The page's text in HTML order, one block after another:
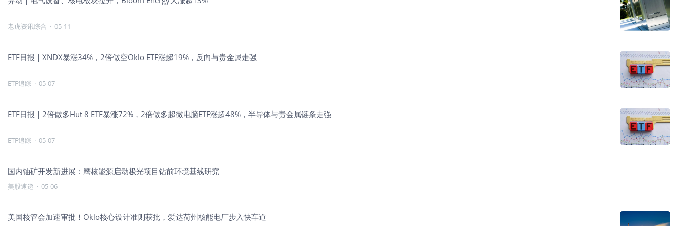
老虎资讯综合 · 05-11
ETF日报｜XNDX暴涨34%，2倍做空Oklo ETF涨超19%，反向与贵金属走强
ETF追踪 · 05-07
ETF日报｜2倍做多Hut 8 ETF暴涨72%，2倍做多超微电脑ETF涨超48%，半导体与贵金属链条走强
ETF追踪 · 05-07
国内铀矿开发新进展：鹰核能源启动极光项目钻前环境基线研究
美股速递 · 05-06
美国核管会加速审批！Oklo核心设计准则获批，爱达荷州核能电厂步入快车道